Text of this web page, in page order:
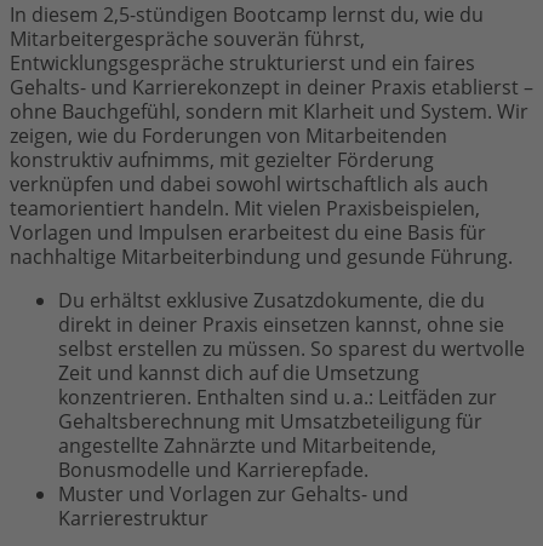
In diesem 2,5-stündigen Bootcamp lernst du, wie du
Mitarbeitergespräche souverän führst,
Entwicklungsgespräche strukturierst und ein faires
Gehalts- und Karrierekonzept in deiner Praxis etablierst –
ohne Bauchgefühl, sondern mit Klarheit und System. Wir
zeigen, wie du Forderungen von Mitarbeitenden
konstruktiv aufnimms, mit gezielter Förderung
verknüpfen und dabei sowohl wirtschaftlich als auch
teamorientiert handeln. Mit vielen Praxisbeispielen,
Vorlagen und Impulsen erarbeitest du eine Basis für
nachhaltige Mitarbeiterbindung und gesunde Führung.
Du erhältst exklusive Zusatzdokumente, die du
direkt in deiner Praxis einsetzen kannst, ohne sie
selbst erstellen zu müssen. So sparest du wertvolle
Zeit und kannst dich auf die Umsetzung
konzentrieren. Enthalten sind u. a.: Leitfäden zur
Gehaltsberechnung mit Umsatzbeteiligung für
angestellte Zahnärzte und Mitarbeitende,
Bonusmodelle und Karrierepfade.
Muster und Vorlagen zur Gehalts- und
Karrierestruktur